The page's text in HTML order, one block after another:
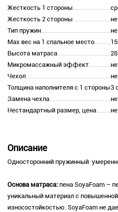
Жесткость 1 стороны
Жесткость 2 стороны
Тип пружин
Max вес на 1 спальное место
Высота матраса
Микромассажный эффект
Чехол
Толщина наполнителя с 1 стороны3
Замена чехла
Нестандартный размер, цена
Описание
Односторонний пружинный
Основа матраса: пена SoyаFoam –
уникальный материал с
износостойкостью. SoyaFoam не